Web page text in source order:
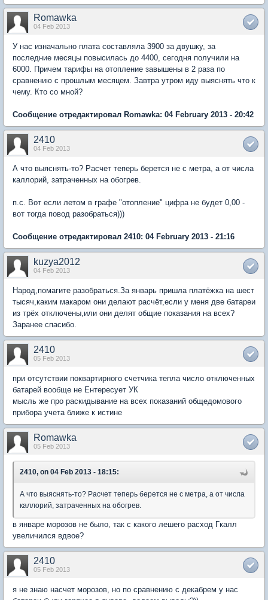
Romawka
04 Feb 2013
У нас изначально плата составляла 3900 за двушку, за
последние месяцы повысилась до 4400, сегодня получили на
6000. Причем тарифы на отопление завышены в 2 раза по
сравнению с прошлым месяцем. Завтра утром иду выяснять что к
чему. Кто со мной?
Сообщение отредактировал Romawka: 04 February 2013 - 20:42
2410
04 Feb 2013
А что выяснять-то? Расчет теперь берется не с метра, а от числа
каллорий, затраченных на обогрев.
п.с. Вот если летом в графе "отопление" цифра не будет 0,00 -
вот тогда повод разобраться)))
Сообщение отредактировал 2410: 04 February 2013 - 21:16
kuzya2012
04 Feb 2013
Народ,помагите разобраться.За январь пришла платёжка на шест
тысяч,каким макаром они делают расчёт,если у меня две батареи
из трёх отключены,или они делят общие показания на всех?
Заранее спасибо.
2410
05 Feb 2013
при отсутствии поквартирного счетчика тепла число отключенных
батарей вообще не Ентересует УК
мысль же про раскидывание на всех показаний общедомового
прибора учета ближе к истине
Romawka
05 Feb 2013
2410, on 04 Feb 2013 - 18:15:
А что выяснять-то? Расчет теперь берется не с метра, а от числа
каллорий, затраченных на обогрев.
в январе морозов не было, так с какого лешего расход Гкалл
увеличился вдвое?
2410
05 Feb 2013
я не знаю насчет морозов, но по сравнению с декабрем у нас